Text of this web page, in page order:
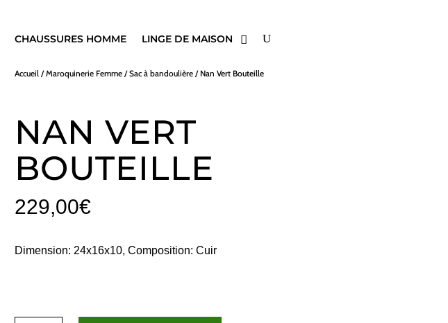
CHAUSSURES HOMME LINGE DE MAISON
Accueil /Maroquinerie Femme /Sac à bandoulière / Nan Vert Bouteille
NAN VERT
BOUTEILLE
229,00€
Dimension: 24x16x10, Composition: Cuir